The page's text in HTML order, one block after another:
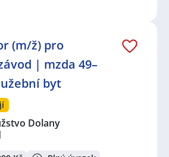
(m/ž) pro
| mzda 49–
byt
Dolany